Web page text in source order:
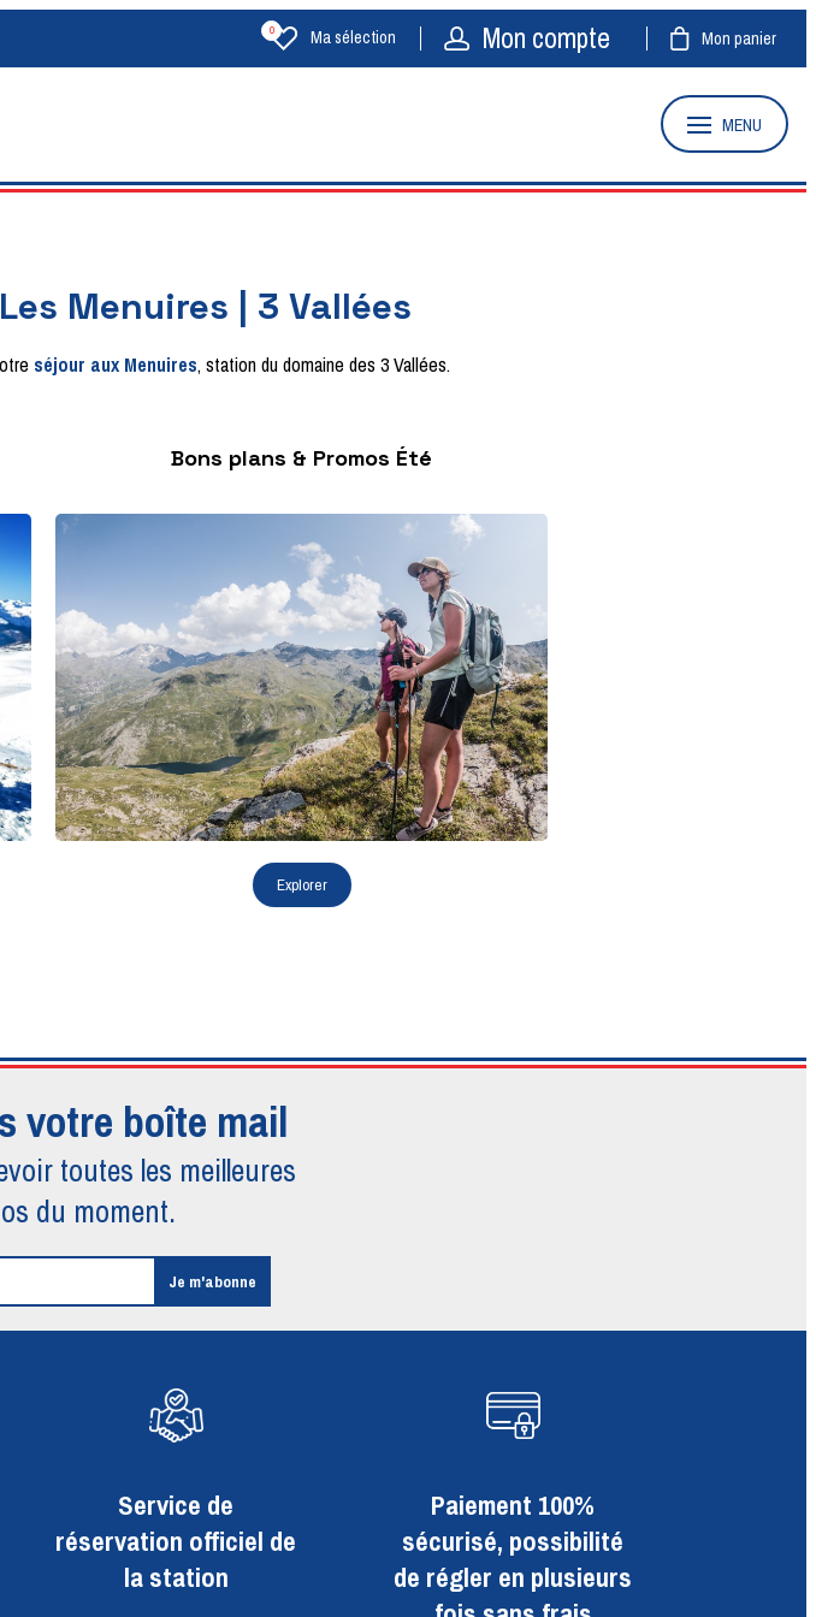
Ma sélection
0 Mon compte Mon panier
MENU
Menuires | 3 Vallées
séjour aux Menuires, station du domaine des 3 Vallées.
Bons plans & Promos Été
votre boîte mail
toutes les meilleures
du moment.
Service de
réservation officiel de
la station
Paiement 100%
sécurisé, possibilité
de régler en plusieurs